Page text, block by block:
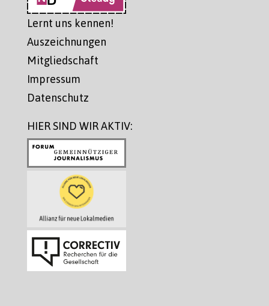
Lernt uns kennen!
Auszeichnungen
Mitgliedschaft
Impressum
Datenschutz
HIER SIND WIR AKTIV: